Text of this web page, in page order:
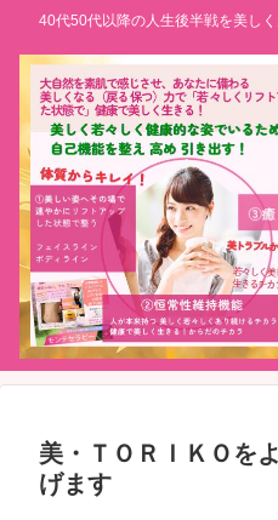
40代50代以降の人生後半戦を美し
美・ＴＯＲＩＫＯを
げます